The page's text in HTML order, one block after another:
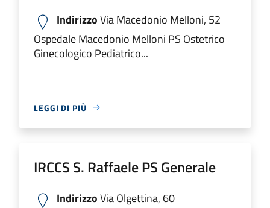
IndirizzoVia Macedonio Melloni, 52
Ospedale Macedonio Melloni PS Ostetrico
Ginecologico Pediatrico...
LEGGI DI PIÙ
IRCCS S. Raffaele PS Generale
IndirizzoVia Olgettina, 60